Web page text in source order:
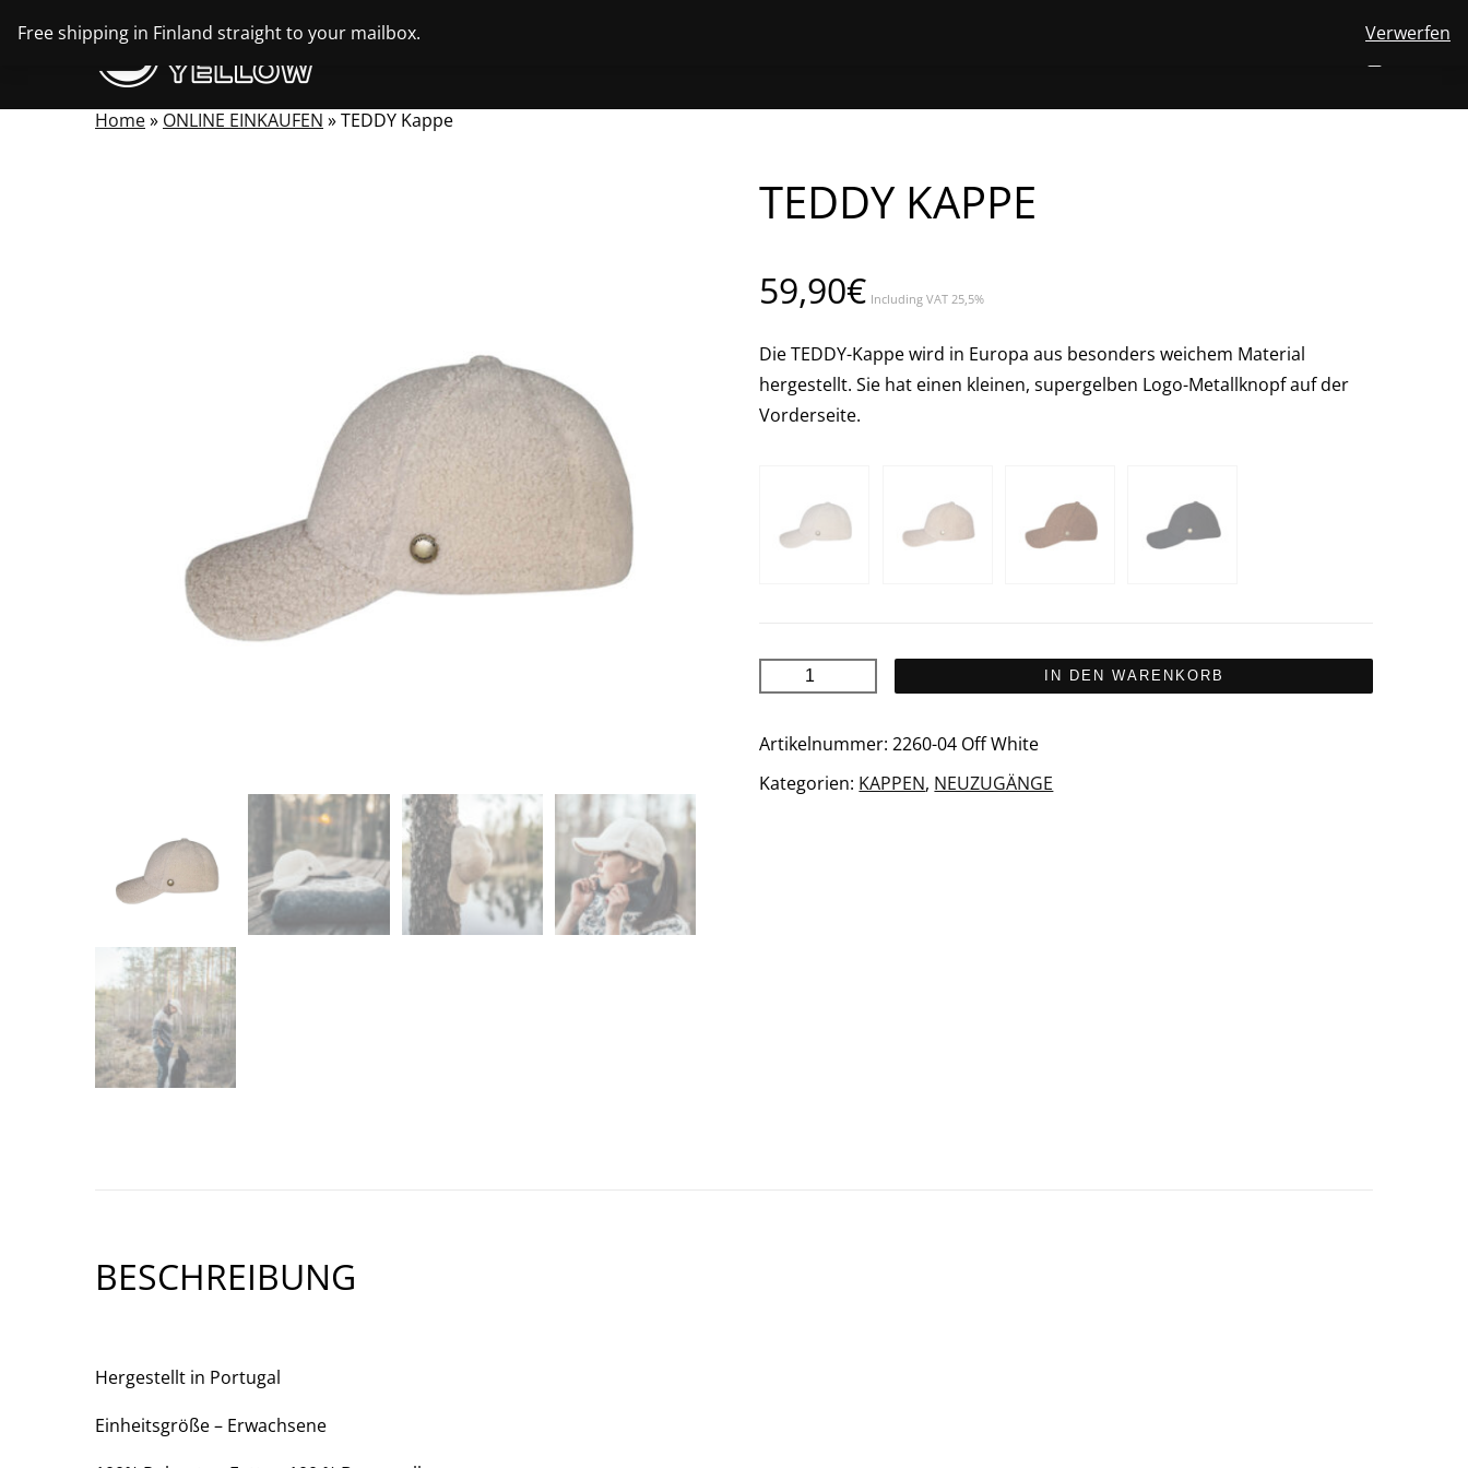
Free shipping in Finland straight to your mailbox. Verwerfen
Skip
SEARCH
your
OF
CART
TOGGLE
SUBMENU
Home» ONLINE EINKAUFEN »TEDDY Kappe
TEDDY KAPPE
59,90€ Including VAT 25,5%
Die TEDDY-Kappe wird in Europa aus besonders weichem Material
hergestellt. Sie hat einen kleinen, supergelben Logo-Metallknopf auf der
Vorderseite.
TEDDY
Menge
IN DEN WARENKORB
Artikelnummer:2260-04 Off White
Kategorien: KAPPEN, NEUZUGÄNGE
BESCHREIBUNG
Hergestellt in Portugal
Einheitsgröße – Erwachsene